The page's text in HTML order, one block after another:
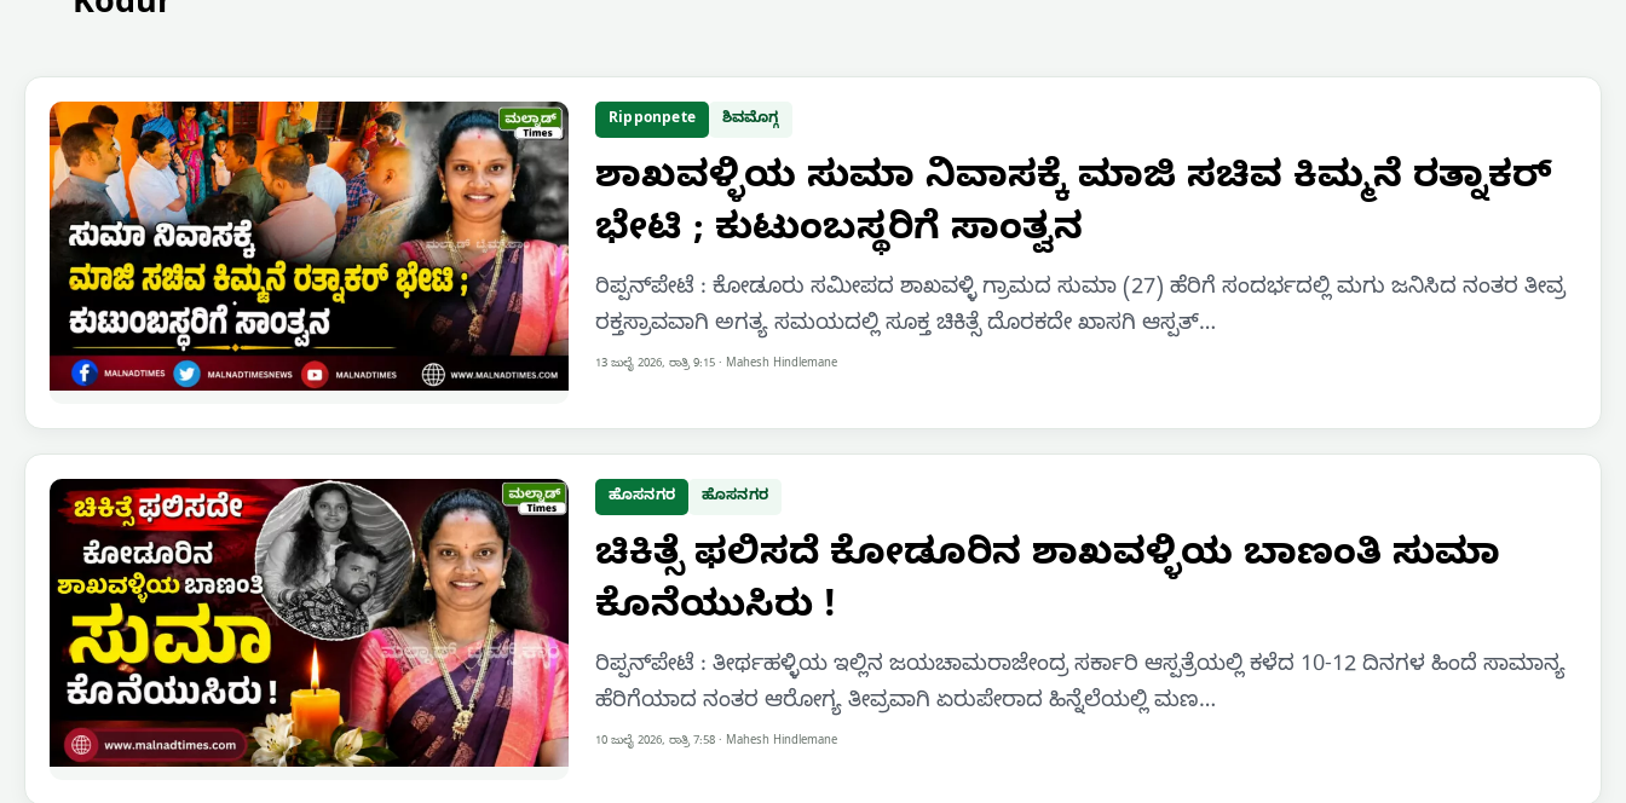
Ripponpete ಶಿವಮೊಗ್ಗ
ಶಾಖವಳ್ಳಿಯ ಸುಮಾ ನಿವಾಸಕ್ಕೆ ಮಾಜಿ ಸಚಿವ ಕಿಮ್ಮನೆ ರತ್ನಾಕರ್
ಭೇಟಿ ; ಕುಟುಂಬಸ್ಥರಿಗೆ ಸಾಂತ್ವನ
ರಿಪ್ಪನ್‌ಪೇಟೆ : ಕೋಡೂರು ಸಮೀಪದ ಶಾಖವಳ್ಳಿ ಗ್ರಾಮದ ಸುಮಾ (27) ಹೆರಿಗೆ ಸಂದರ್ಭದಲ್ಲಿ ಮಗು ಜನಿಸಿದ ನಂತರ ತೀವ್ರ
ರಕ್ತಸ್ರಾವವಾಗಿ ಅಗತ್ಯ ಸಮಯದಲ್ಲಿ ಸೂಕ್ತ ಚಿಕಿತ್ಸೆ ದೊರಕದೇ ಖಾಸಗಿ ಆಸ್ಪತ್…
13 ಜುಲೈ 2026, ರಾತ್ರಿ 9:15 · Mahesh Hindlemane
ಹೊಸನಗರ ಹೊಸನಗರ
ಚಿಕಿತ್ಸೆ ಫಲಿಸದೆ ಕೋಡೂರಿನ ಶಾಖವಳ್ಳಿಯ ಬಾಣಂತಿ ಸುಮಾ
ಕೊನೆಯುಸಿರು !
ರಿಪ್ಪನ್‌ಪೇಟೆ : ತೀರ್ಥಹಳ್ಳಿಯ ಇಲ್ಲಿನ ಜಯಚಾಮರಾಜೇಂದ್ರ ಸರ್ಕಾರಿ ಆಸ್ಪತ್ರೆಯಲ್ಲಿ ಕಳೆದ 10-12 ದಿನಗಳ ಹಿಂದೆ ಸಾಮಾನ್ಯ
ಹೆರಿಗೆಯಾದ ನಂತರ ಆರೋಗ್ಯ ತೀವ್ರವಾಗಿ ಏರುಪೇರಾದ ಹಿನ್ನೆಲೆಯಲ್ಲಿ ಮಣ…
10 ಜುಲೈ 2026, ರಾತ್ರಿ 7:58 · Mahesh Hindlemane